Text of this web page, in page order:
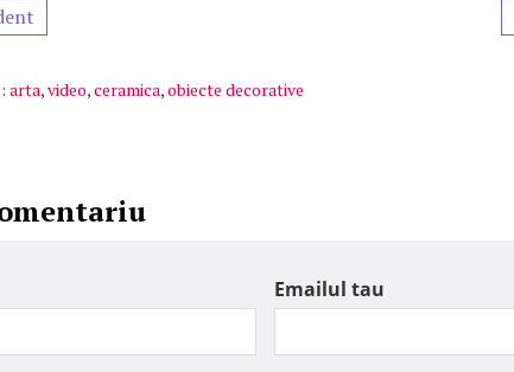
arta,video,ceramica,obiecte decorative
Emailul tau